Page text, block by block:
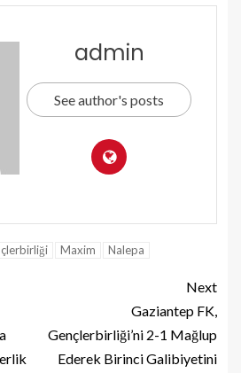
admin
See author's posts
Maxim Nalepa
Next
Gaziantep FK,
Gençlerbirliği’ni 2-1 Mağlup
Ederek Birinci Galibiyetini